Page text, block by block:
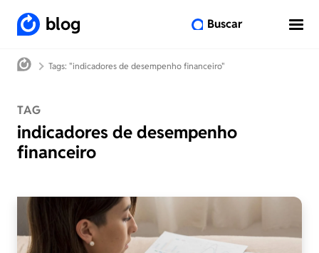
blog Buscar
Tags: "indicadores de desempenho financeiro"
TAG
indicadores de desempenho
financeiro